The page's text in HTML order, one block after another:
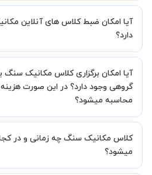
شما میدهیم که استاد شما پیش از جلسه
یک کلاس آنلاین با کیفیت و مفید را به شما
آیا امکان ضبط کلاس های آنلاین
دارد؟
کنید.
آیا امکان برگزاری کلاس مکانیک
گروهی وجود دارد؟ در این صورت
محاسبه میشود؟
صورتیکه مایل هستید کلاس ها را در کنار
صورت گروهی برگزار کنید، این امکان وجود
کلاس مکانیک سنگ چه زمانی و در
میشود؟